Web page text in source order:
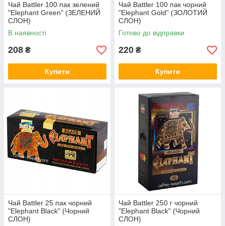
Чай Battler 100 пак зелений
"Elephant Green" (ЗЕЛЕНИЙ
СЛОН)
В наявності
208 ₴
Купити
Чай Battler 100 пак чорний
"Elephant Gold" (ЗОЛОТИЙ
СЛОН)
Готово до відправки
220 ₴
Купити
Чай Battler 25 пак чорний
"Elephant Black" (Чорний
СЛОН)
Чай Battler 250 г чорний
"Elephant Black" (Чорний
СЛОН)